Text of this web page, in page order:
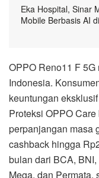
Eka Hospital, Sinar
Mobile Berbasis AI
OPPO Reno11 F
Indonesia.
keuntungan
Proteksi OPPO
perpanjangan masa
cashback hingga
bulan dari BCA,
Mega, dan Permata,